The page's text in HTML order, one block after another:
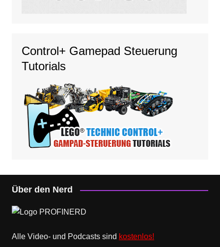
Control+ Gamepad Steuerung
Tutorials
Über den Nerd
Alle Video- und Podcasts sind kostenlos!